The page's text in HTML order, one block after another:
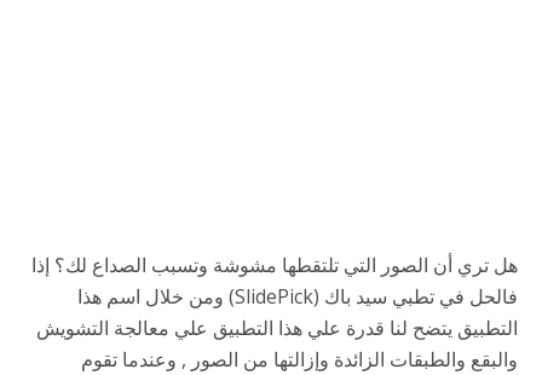
هل تري أن الصور التي تلتقطها مشوشة وتسبب الصداع لك؟ إذا
فالحل في تطبي سيد باك (SlidePick) ومن خلال اسم هذا
التطبيق يتضح لنا قدرة علي هذا التطبيق علي معالجة التشويش
والبقع والطبقات الزائدة وإزالتها من الصور , وعندما تقوم